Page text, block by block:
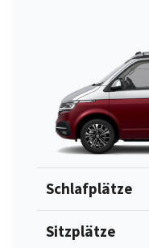
Schlafplätze
Sitzplätze